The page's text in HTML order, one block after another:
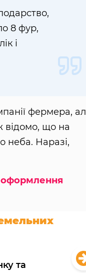
8 фур,
і
фермера,
відомо, що на
неба. Наразі,
та